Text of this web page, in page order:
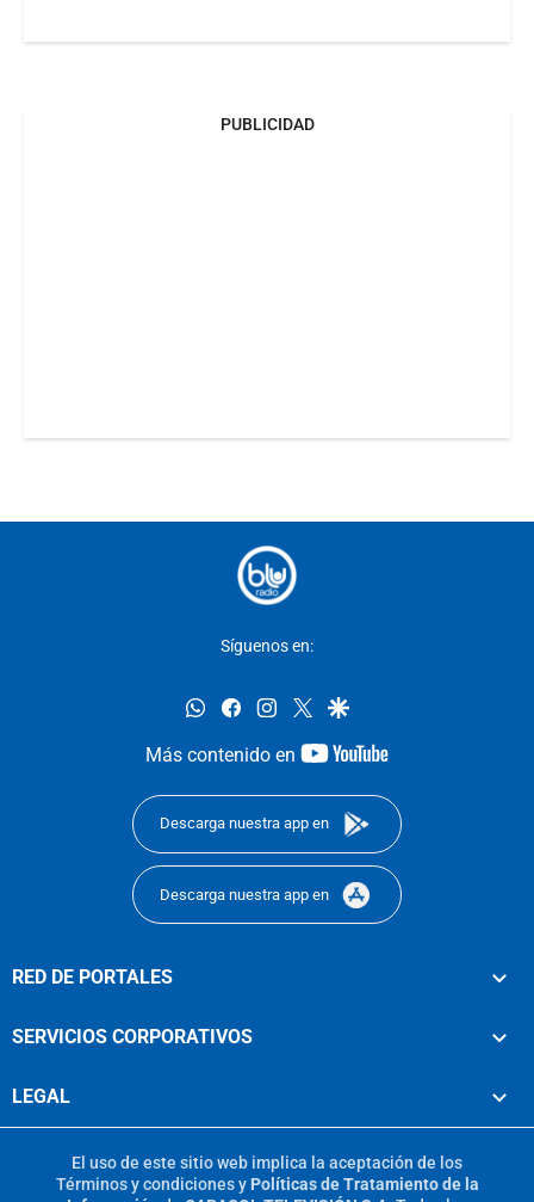
PUBLICIDAD
Síguenos en:
whatsappfacebookinstagram
twittergoogle
Más contenido en
youtube-
Descarga nuestra app en
Descarga nuestra app en
RED DE PORTALES
SERVICIOS CORPORATIVOS
LEGAL
El uso de este sitio web implica la aceptación de los
Términos y condicionesy Políticas de Tratamiento de la